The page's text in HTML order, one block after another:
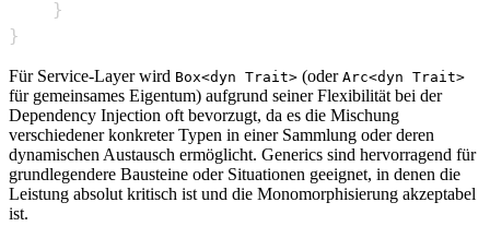
}
}
Für Service-Layer wird Box<dyn Trait> (oder Arc<dyn Trait>
für gemeinsames Eigentum) aufgrund seiner Flexibilität bei der
Dependency Injection oft bevorzugt, da es die Mischung
verschiedener konkreter Typen in einer Sammlung oder deren
dynamischen Austausch ermöglicht. Generics sind hervorragend für
grundlegendere Bausteine oder Situationen geeignet, in denen die
Leistung absolut kritisch ist und die Monomorphisierung akzeptabel
ist.